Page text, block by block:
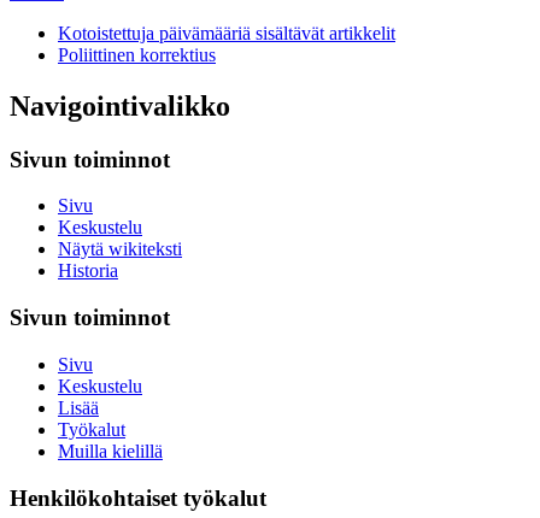
Kotoistettuja päivämääriä sisältävät artikkelit
Poliittinen korrektius
Navigointivalikko
Sivun toiminnot
Sivu
Keskustelu
Näytä wikiteksti
Historia
Sivun toiminnot
Sivu
Keskustelu
Lisää
Työkalut
Muilla kielillä
Henkilökohtaiset työkalut